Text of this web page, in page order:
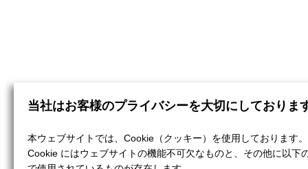
当社はお客様のプライバシーを大切にしておりま
本ウェブサイトでは、Cookie（クッキー）を使用しております。
Cookie にはウェブサイトの機能不可欠なものと、その他に以下